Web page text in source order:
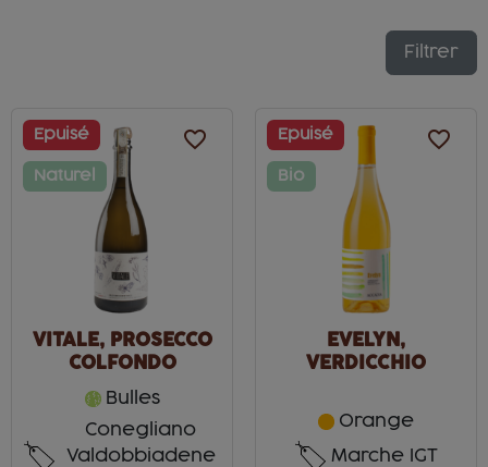
Filtrer
favorite_border
Epuisé
Naturel
VITALE, PROSECCO
COLFONDO
Bulles
Conegliano
Valdobbiadene
favorite_border
Epuisé
Bio
EVELYN,
VERDICCHIO
Orange
Marche IGT